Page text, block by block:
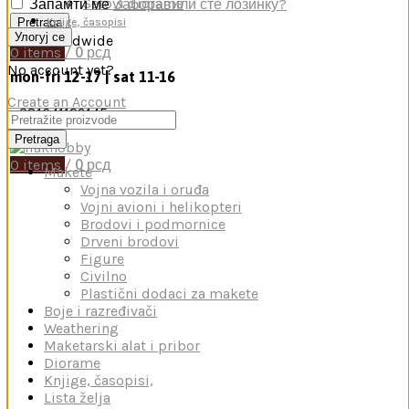
Pretraga
mon-fri 12-17 | sat 11-16
+381641129145
Menu
0 items / 0 рсд
Knjige, časopisi
0items/ 0 рсд
Запамти ме Заборавили сте лозинку?
Улогуј се
No account yet?
Create an Account
Pretraga
Makete
Vojna vozila i oruđa
Vojni avioni i helikopteri
Brodovi i podmornice
Drveni brodovi
Figure
Civilno
Plastični dodaci za makete
Boje i razređivači
Weathering
Maketarski alat i pribor
Diorame
Knjige, časopisi,
Lista želja